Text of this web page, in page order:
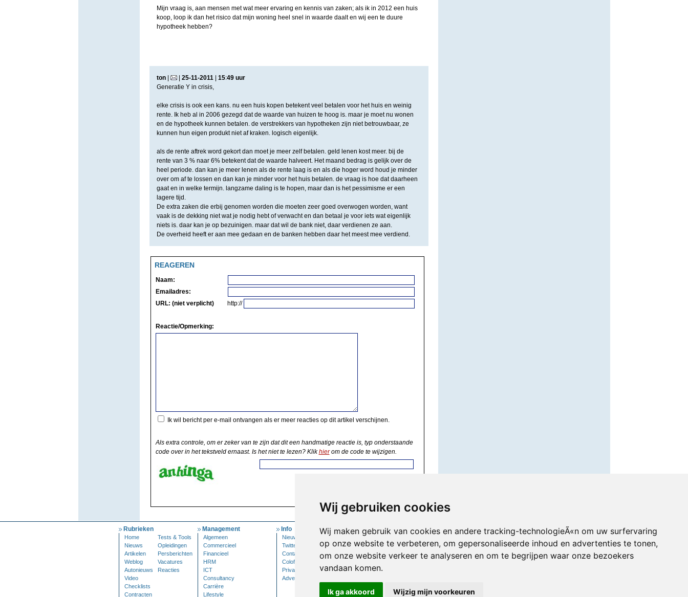
Wij gebruiken cookies
Wij maken gebruik van cookies en andere tracking-technologieÃ«n om uw surfervaring
op onze website te verbeteren, om gepersonaliseerde inhoud en advertenties te tonen,
om onze website verkeer te analyseren en om te begrijpen waar onze bezoekers
vandaan komen.
Ik ga akkoord Wijzig mijn voorkeuren
Mijn vraag is, aan mensen met wat meer ervaring en kennis van zaken; als ik in 2012 een huis
koop, loop ik dan het risico dat mijn woning heel snel in waarde daalt en wij een te duure
hypotheek hebben?
ton| | 25-11-2011| 15:49 uur
Generatie Y in crisis,
elke crisis is ook een kans. nu een huis kopen betekent veel betalen voor het huis en weinig
rente. Ik heb al in 2006 gezegd dat de waarde van huizen te hoog is. maar je moet nu wonen
en de hypotheek kunnen betalen. de verstrekkers van hypotheken zijn niet betrouwbaar, ze
kunnen hun eigen produkt niet af kraken. logisch eigenlijk.
als de rente aftrek word gekort dan moet je meer zelf betalen. geld lenen kost meer. bij de
rente van 3 % naar 6% betekent dat de waarde halveert. Het maand bedrag is gelijk over de
heel periode. dan kan je meer lenen als de rente laag is en als die hoger word houd je minder
over om af te lossen en dan kan je minder voor het huis betalen. de vraag is hoe dat daarheen
gaat en in welke termijn. langzame daling is te hopen, maar dan is het pessimisme er een
lagere tijd.
De extra zaken die erbij genomen worden die moeten zeer goed overwogen worden, want
vaak is de dekking niet wat je nodig hebt of verwacht en dan betaal je voor iets wat eigenlijk
niets is. daar kan je op bezuinigen. maar dat wil de bank niet, daar verdienen ze aan.
De overheid heeft er aan mee gedaan en de banken hebben daar het meest mee verdiend.
REAGEREN
Naam:
Emailadres:
URL: (niet verplicht)
http://
Reactie/Opmerking:
Ik wil bericht per e-mail ontvangen als er meer reacties op dit artikel verschijnen.
Als extra controle, om er zeker van te zijn dat dit een handmatige reactie is, typ onderstaande
code over in het tekstveld ernaast. Is het niet te lezen? Klikhierom de code te wijzigen.
Rubrieken
Home
Tests & Tools
Nieuws
Opleidingen
Artikelen
Persberichten
Weblog
Vacatures
Autonieuws
Reacties
Video
Checklists
Contracten
Management
Algemeen
Commercieel
Financieel
HRM
ICT
Consultancy
Carrière
Lifestyle
Info
Nieuwsbrief
Twitter
Contact
Colofon
Privacy
Adverteren
Mijn Account
Inloggen